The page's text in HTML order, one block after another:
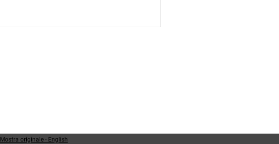
Mostra originale - English